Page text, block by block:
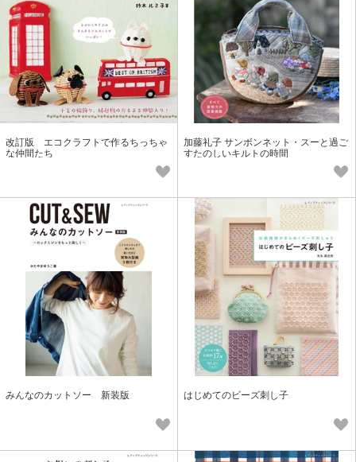
改訂版 エコクラフトで作るちっちゃ
な仲間たち
加藤礼子 サンボンネット・スーと過ご
すたのしいキルトの時間
みんなのカットソー 新装版 はじめてのビーズ刺し子